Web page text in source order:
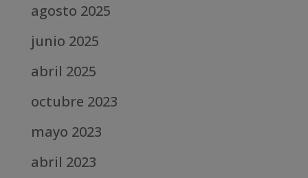
agosto 2025
junio 2025
abril 2025
octubre 2023
mayo 2023
abril 2023